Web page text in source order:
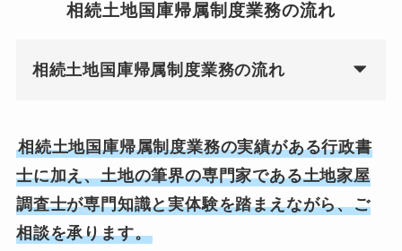
相続土地国庫帰属制度業務の流れ
相続土地国庫帰属制度業務の流れ
相続土地国庫帰属制度業務の実績がある行政書
士に加え、土地の筆界の専門家である土地家屋
調査士が専門知識と実体験を踏まえながら、ご
相談を承ります。